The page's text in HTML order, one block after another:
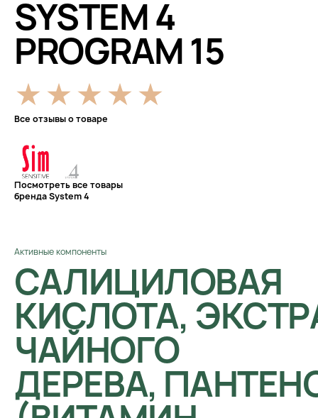
SYSTEM 4
PROGRAM 15
Все отзывы о товаре
Посмотреть все товары
бренда System 4
Активные компоненты
САЛИЦИЛОВАЯ
КИСЛОТА,
ЧАЙНОГО
ДЕРЕВА,